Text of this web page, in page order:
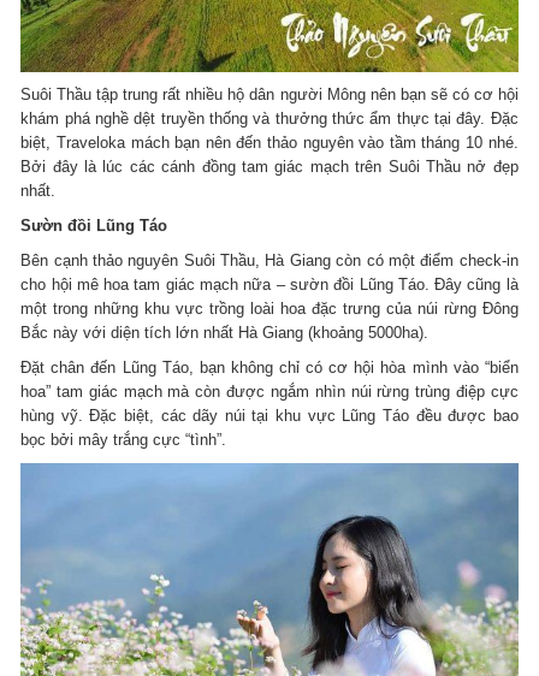
Suôi Thầu tập trung rất nhiều hộ dân người Mông nên bạn sẽ có cơ hội
khám phá nghề dệt truyền thống và thưởng thức ẩm thực tại đây. Đặc
biệt, Traveloka mách bạn nên đến thảo nguyên vào tầm tháng 10 nhé.
Bởi đây là lúc các cánh đồng tam giác mạch trên Suôi Thầu nở đẹp
nhất.
Sườn đồi Lũng Táo
Bên cạnh thảo nguyên Suôi Thầu, Hà Giang còn có một điểm check-in
cho hội mê hoa tam giác mạch nữa – sườn đồi Lũng Táo. Đây cũng là
một trong những khu vực trồng loài hoa đặc trưng của núi rừng Đông
Bắc này với diện tích lớn nhất Hà Giang (khoảng 5000ha).
Đặt chân đến Lũng Táo, bạn không chỉ có cơ hội hòa mình vào “biển
hoa” tam giác mạch mà còn được ngắm nhìn núi rừng trùng điệp cực
hùng vỹ. Đặc biệt, các dãy núi tại khu vực Lũng Táo đều được bao
bọc bởi mây trắng cực “tình”.